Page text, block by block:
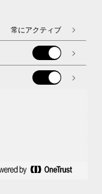
常にアクティブ